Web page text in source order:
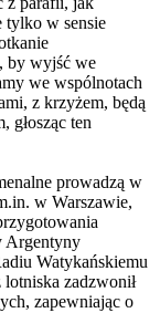
tylko w sensie
by wyjść we
we wspólnotach
z krzyżem, będą
głosząc ten
prowadzą w
w Warszawie,
Argentyny
Watykańskiemu
zadzwonił
zapewniając o